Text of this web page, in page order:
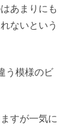
あまりにも
ないという
う模様のビ
すが一気に